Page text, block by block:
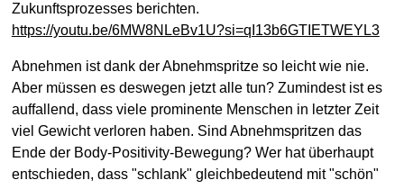
Zukunftsprozesses berichten.
https://youtu.be/6MW8NLeBv1U?si=qI13b6GTIETWEYL3
Abnehmen ist dank der Abnehmspritze so leicht wie nie.
Aber müssen es deswegen jetzt alle tun? Zumindest ist es
auffallend, dass viele prominente Menschen in letzter Zeit
viel Gewicht verloren haben. Sind Abnehmspritzen das
Ende der Body-Positivity-Bewegung? Wer hat überhaupt
entschieden, dass "schlank" gleichbedeutend mit "schön"